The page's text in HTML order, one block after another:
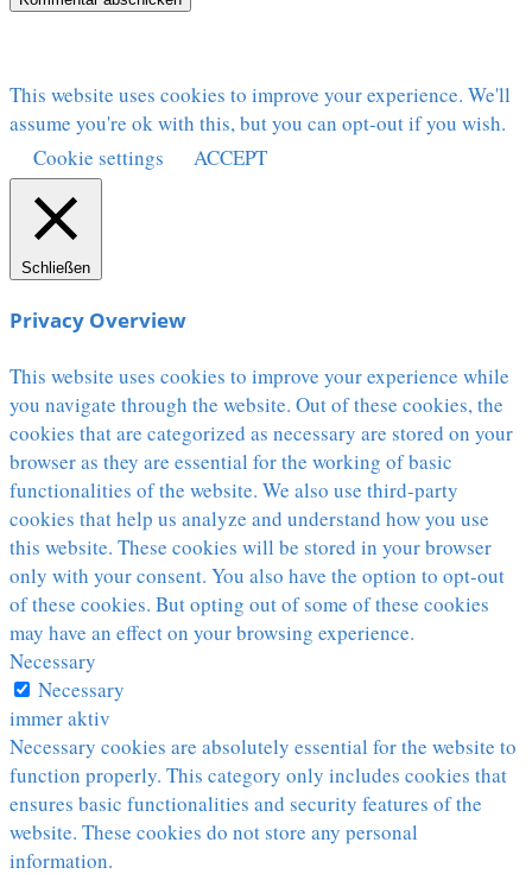
This website uses cookies to improve your experience. We'll
assume you're ok with this, but you can opt-out if you wish.
Cookie settings
ACCEPT
Schließen
Privacy Overview
This website uses cookies to improve your experience while
you navigate through the website. Out of these cookies, the
cookies that are categorized as necessary are stored on your
browser as they are essential for the working of basic
functionalities of the website. We also use third-party
cookies that help us analyze and understand how you use
this website. These cookies will be stored in your browser
only with your consent. You also have the option to opt-out
of these cookies. But opting out of some of these cookies
may have an effect on your browsing experience.
Necessary
Necessary
immer aktiv
Necessary cookies are absolutely essential for the website to
function properly. This category only includes cookies that
ensures basic functionalities and security features of the
website. These cookies do not store any personal
information.